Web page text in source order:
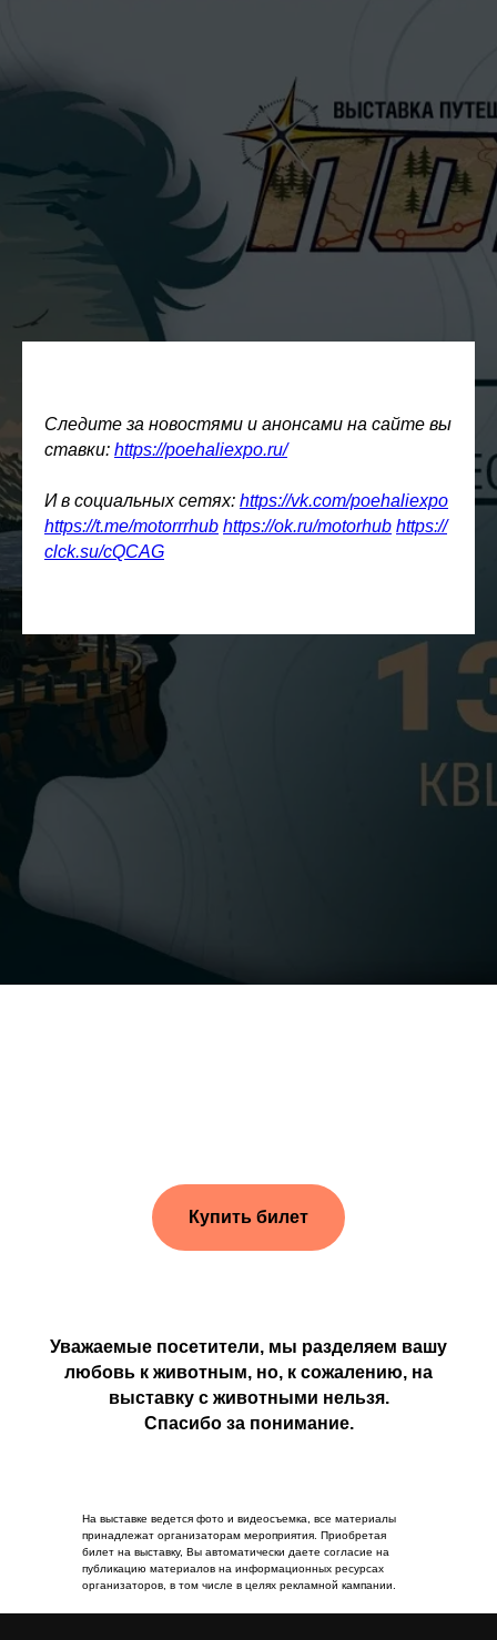
Следите за новостями и анонсами на сайте вы
ставки: https://poehaliexpo.ru/
И в социальных сетях: https://vk.com/poehaliexpo
https://t.me/motorrrhub https://ok.ru/motorhub https://
clck.su/cQCAG
Купить билет
Уважаемые посетители, мы разделяем вашу
любовь к животным, но, к сожалению, на
выставку с животными нельзя.
Спасибо за понимание.
На выставке ведется фото и видеосъемка, все материалы
принадлежат организаторам мероприятия. Приобретая
билет на выставку, Вы автоматически даете согласие на
публикацию материалов на информационных ресурсах
организаторов, в том числе в целях рекламной кампании.